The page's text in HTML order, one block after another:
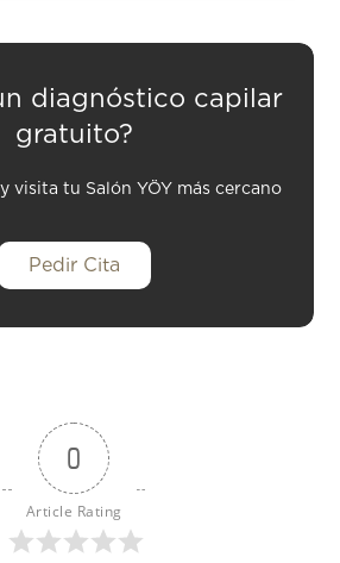
diagnóstico capilar
gratuito?
visita tu Salón YÖY más cercano
Pedir Cita
0
Article Rating